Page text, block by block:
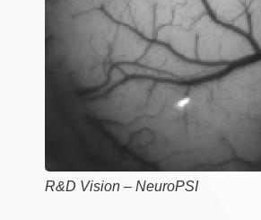
R&D Vision – NeuroPSI